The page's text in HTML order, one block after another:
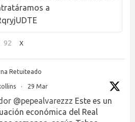
a
92 X
Retuiteado
· 29 Mar
@pepealvarezzz Este es un
económica del Real